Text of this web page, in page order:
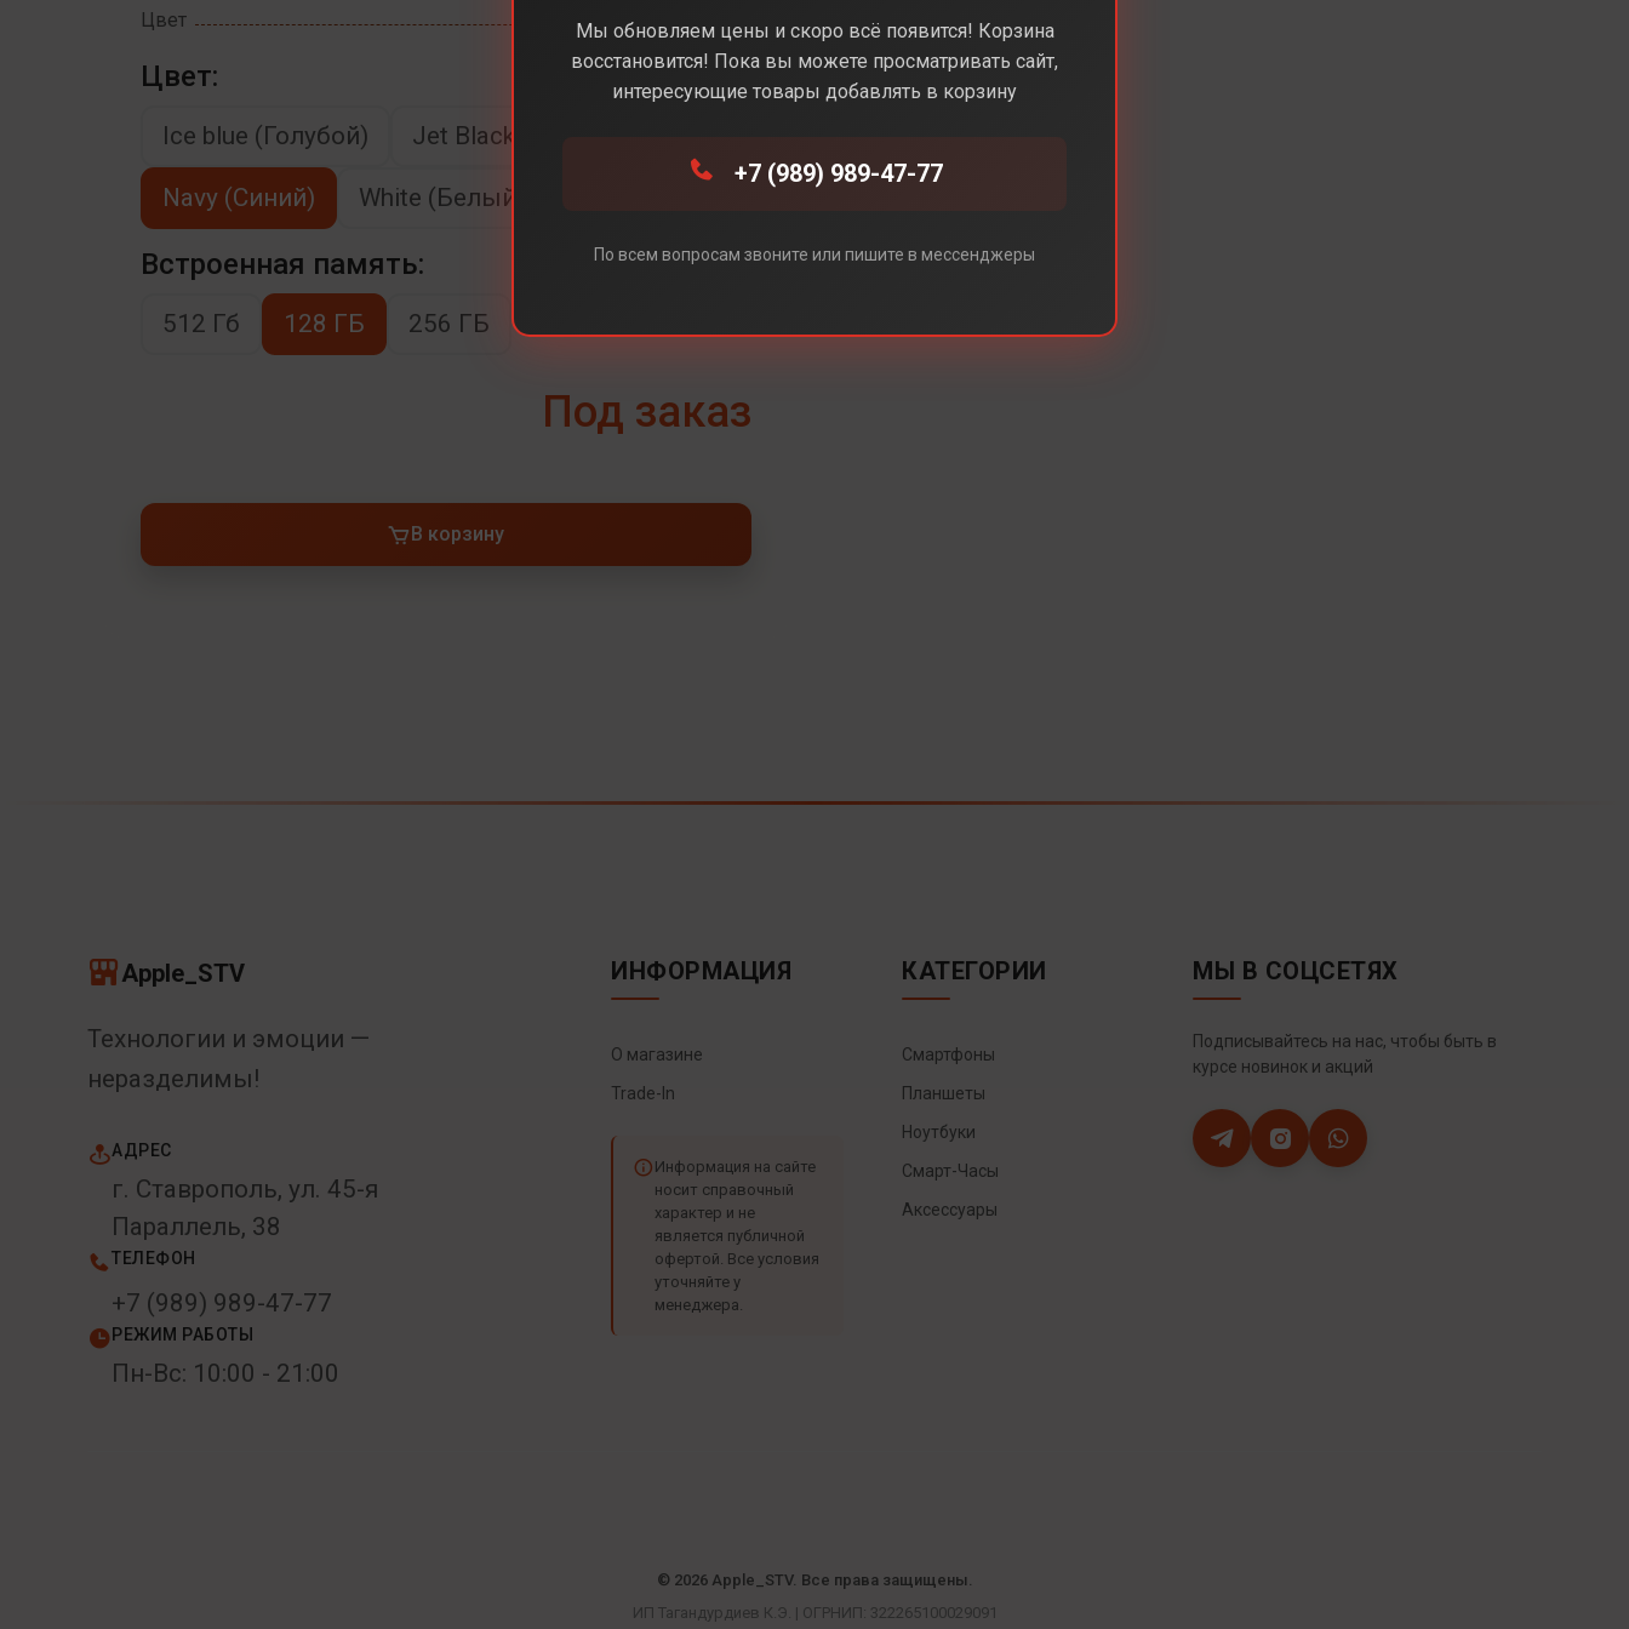
Цвет
Цвет:
Ice blue (Голубой) Jet Black (Черный)
Navy (Синий) White (Белый)
Встроенная память:
512 Гб 128 ГБ 256 ГБ
Под заказ
В корзину
Apple_STV
Технологии и эмоции —
неразделимы!
АДРЕС
г. Ставрополь, ул. 45-я
Параллель, 38
ТЕЛЕФОН
+7 (989) 989-47-77
РЕЖИМ РАБОТЫ
Пн-Вс: 10:00 - 21:00
ИНФОРМАЦИЯ
О магазине
Trade-In
Информация на сайте
носит справочный
характер и не
является публичной
офертой. Все условия
уточняйте у
менеджера.
КАТЕГОРИИ
Смартфоны
Планшеты
Ноутбуки
Смарт-Часы
Аксессуары
МЫ В СОЦСЕТЯХ
Подписывайтесь на нас, чтобы быть в
курсе новинок и акций
© 2026 Apple_STV. Все права защищены.
ИП Тагандурдиев К.Э. | ОГРНИП: 322265100029091
Мы обновляем цены и скоро всё появится! Корзина
восстановится! Пока вы можете просматривать сайт,
интересующие товары добавлять в корзину
+7 (989) 989-47-77
По всем вопросам звоните или пишите в мессенджеры